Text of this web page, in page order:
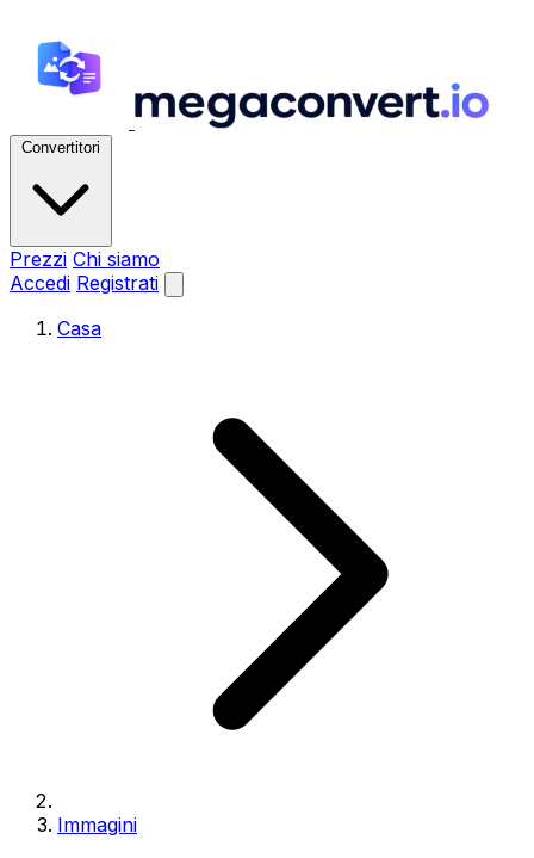
Convertitori
Prezzi Chi siamo
Accedi Registrati
Casa
Immagini